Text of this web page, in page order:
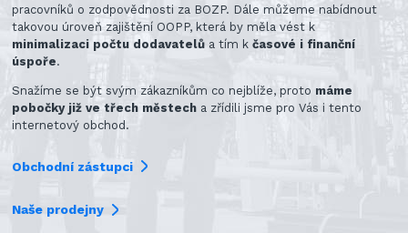
pracovníků o zodpovědnosti za BOZP. Dále můžeme nabídnout
takovou úroveň zajištění OOPP, která by měla vést k
minimalizaci počtu dodavatelů a tím kčasové i finanční
úspoře.
Snažíme se být svým zákazníkům co nejblíže, proto máme
pobočky již ve třech městech a zřídili jsme pro Vás i tento
internetový obchod.
Obchodní zástupci
Naše prodejny